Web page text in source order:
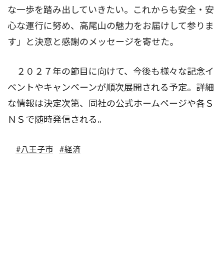
な一歩を踏み出していきたい。これからも安全・安
心な運行に努め、高尾山の魅力をお届けして参りま
す」と決意と感謝のメッセージを寄せた。
２０２７年の節目に向けて、今後も様々な記念イ
ベントやキャンペーンが順次展開される予定。詳細
な情報は決定次第、同社の公式ホームページや各Ｓ
ＮＳで随時発信される。
#八王子市 #経済